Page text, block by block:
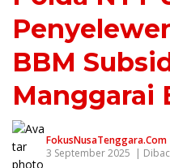
BBM
Manggarai
FokusNusaTenggara.Com
3 September 2025 |